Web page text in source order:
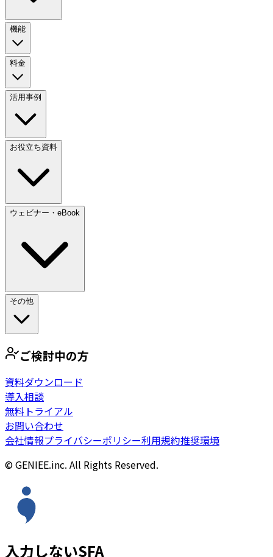
機能
料金
活用事例
お役立ち資料
ウェビナー・eBook
その他
ご検討中の方
資料ダウンロード
導入相談
無料トライアル
お問い合わせ
会社情報プライバシーポリシー利用規約推奨環境
© GENIEE.inc. All Rights Reserved.
入力しないSFA